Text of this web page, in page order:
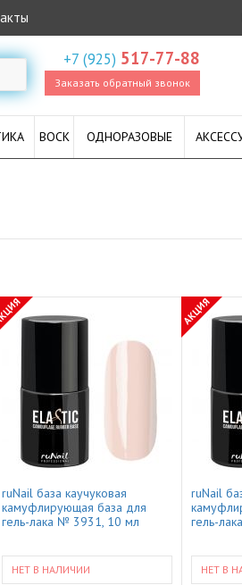
+7 (925) 517-77-88
Заказать обратный звонок
ВОСК ОДНОРАЗОВЫЕ
ruNail база каучуковая
камуфлирующая база для
гель-лака № 3931, 10 мл
НЕТ В НАЛИЧИИ
АКЦИЯ
ruNail
гель-
НЕТ В